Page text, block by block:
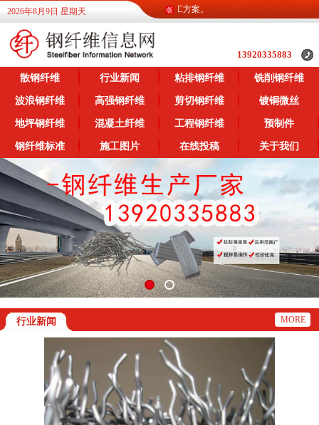
2026年8月9日 星期天
大客户提供各类钢纤维信息，提供各类施工方案。
13920335883
散钢纤维 行业新闻 粘排钢纤维 铣削钢纤维
波浪钢纤维 高强钢纤维 剪切钢纤维 镀铜微丝
地坪钢纤维 混凝土纤维 工程钢纤维 预制件
钢纤维标准 施工图片 在线投稿 关于我们
行业新闻 MORE